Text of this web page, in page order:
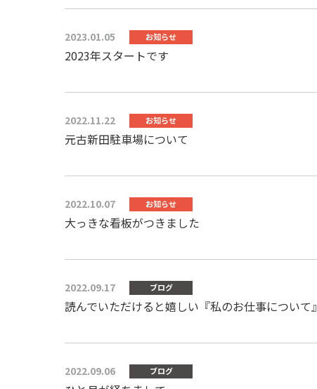
2023.01.05 お知らせ
2023年スタートです
2022.11.22 お知らせ
元古新田駐車場について
2022.10.07 お知らせ
大っきな看板がつきました
2022.09.17 ブログ
読んでいただけると嬉しい『私のお仕事について』
2022.09.06 ブログ